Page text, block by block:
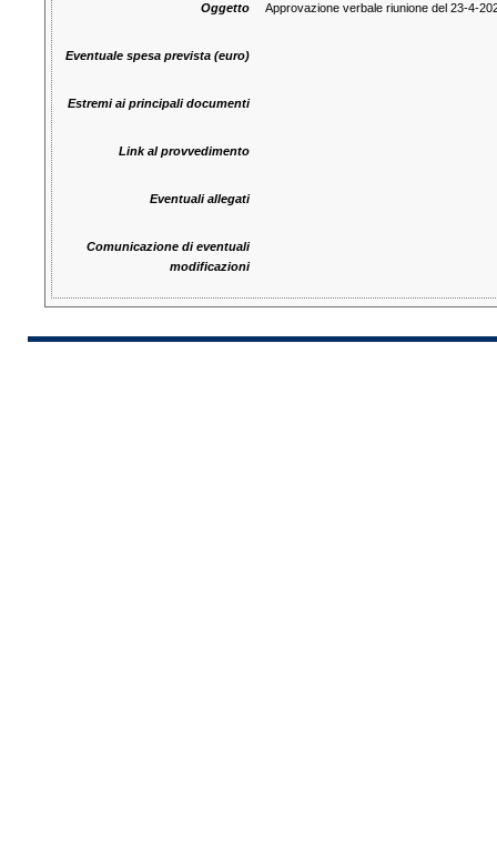
Oggetto Approvazione verbale riunione del 23-4-
Eventuale spesa prevista (euro)
Estremi ai principali documenti
Link al provvedimento
Eventuali allegati
Comunicazione di eventuali
modificazioni